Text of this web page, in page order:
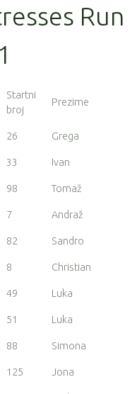
Run
Startni
broj
Prezime
26 Grega
33 Ivan
98 Tomaž
7 Andraž
82 Sandro
8 Christian
49 Luka
51 Luka
88 Simona
125 Jona